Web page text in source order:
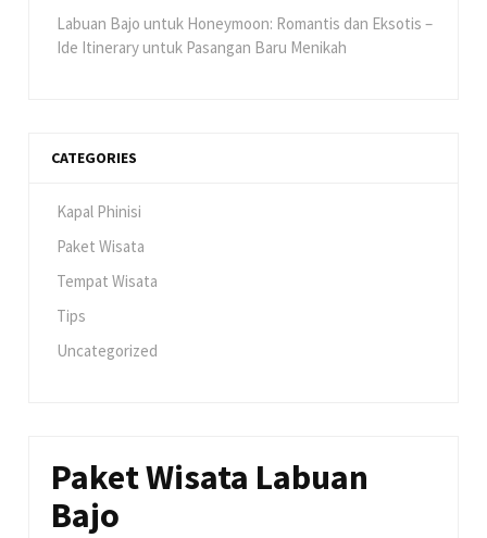
Labuan Bajo untuk Honeymoon: Romantis dan Eksotis –
Ide Itinerary untuk Pasangan Baru Menikah
CATEGORIES
Kapal Phinisi
Paket Wisata
Tempat Wisata
Tips
Uncategorized
Paket Wisata Labuan
Bajo